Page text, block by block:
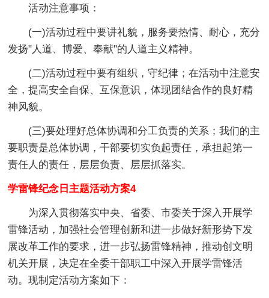
活动注意事项：
(一)活动过程中要讲礼貌，服务要热情、耐心，充分
发扬"人道、博爱、奉献"的人道主义精神。
(二)活动过程中要有组织，守纪律；在活动中注意安
全，提高安全自保、互保意识，体现团结合作的良好精
神风貌。
(三)要处理好总体协调和分工负责的关系；我们的主
要职责是总体协调，干部要切实负起责任，承担起第一
责任人的责任，层层负责、层层抓落实。
学雷锋纪念日主题活动方案4
为深入贯彻落实中央、省委、市委关于深入开展学
雷锋活动，加强社会管理创新和进一步做好新形势下发
展改革工作的要求，进一步弘扬雷锋精神，推动创文明
机关开展，决定在全委干部职工中深入开展学雷锋活
动。现制定活动方案如下：